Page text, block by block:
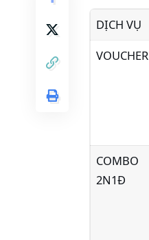
DỊCH VỤ
VOUCHER
COMBO
2N1Đ